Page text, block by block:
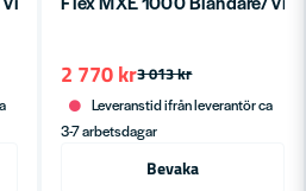
3 013 kr
2 770 kr
Leveranstid ifrån leverantör ca
3-7 arbetsdagar
Bevaka